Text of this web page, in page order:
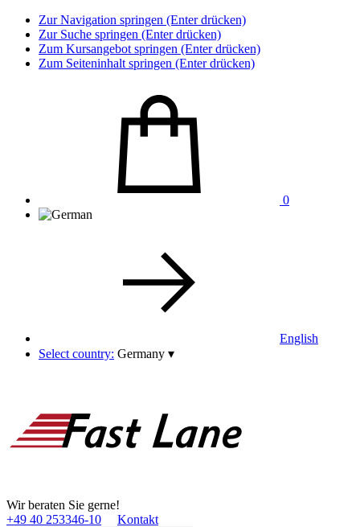
Zur Navigation springen (Enter drücken)
Zur Suche springen (Enter drücken)
Zum Kursangebot springen (Enter drücken)
Zum Seiteninhalt springen (Enter drücken)
0
English
Select country: Germany ▾
Wir beraten Sie gerne!
+49 40 253346­-10
Kontakt